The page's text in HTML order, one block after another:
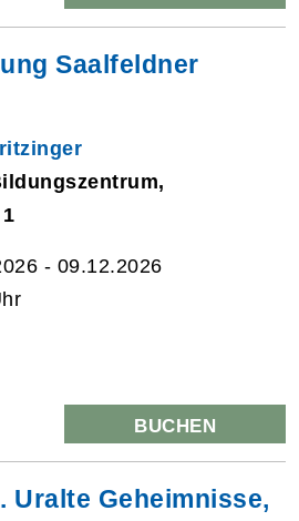
Saalfeldner
- 09.12.2026
BUCHEN
Uralte Geheimnisse,